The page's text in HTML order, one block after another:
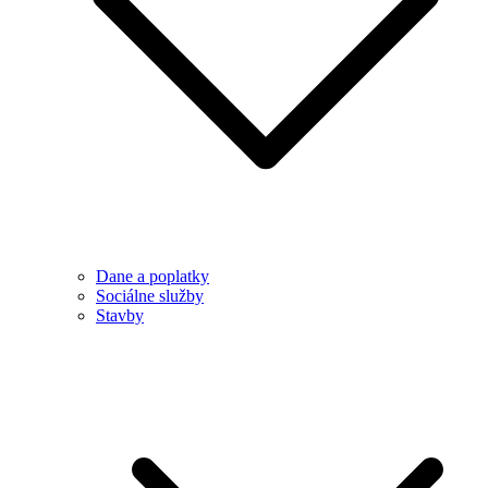
Dane a poplatky
Sociálne služby
Stavby